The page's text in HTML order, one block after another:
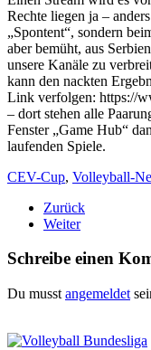
Rechte liegen ja –
„Spontent“, sondern
aber bemüht, aus
unsere Kanäle zu
kann den nackten
Link verfolgen: https://
– dort stehen alle
Fenster „Game Hub“
laufenden Spiele.
CEV-Cup, Volleyball-
Zurück
Weiter
Schreibe einen
Du musst angemeldet